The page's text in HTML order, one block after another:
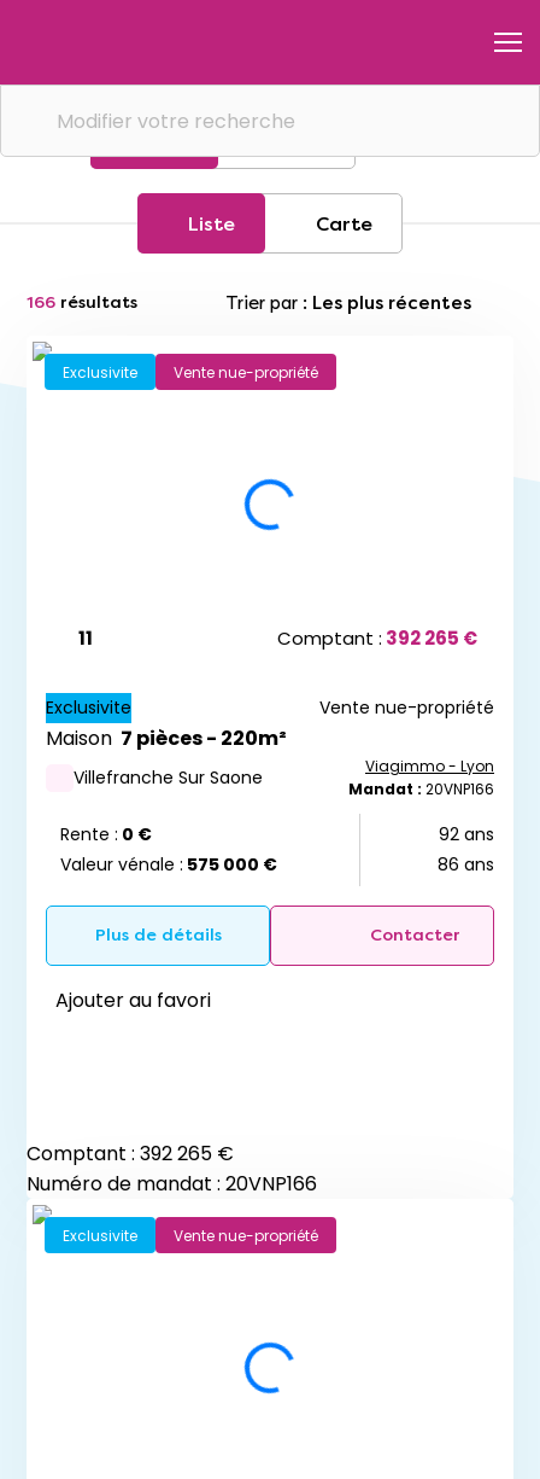
Modifier votre recherche
Liste Carte
166 résultats Trier par : Les plus récentes
Exclusivite Vente nue-propriété
11 Comptant : 392 265 €
Exclusivite Vente nue-propriété
Maison 7 pièces - 220m²
Villefranche Sur Saone
Viagimmo - Lyon
Mandat : 20VNP166
Rente : 0 €
Valeur vénale : 575 000 €
92 ans
86 ans
Plus de détails Contacter
Ajouter au favori
Comptant : 392 265 €
Numéro de mandat : 20VNP166
Exclusivite Vente nue-propriété